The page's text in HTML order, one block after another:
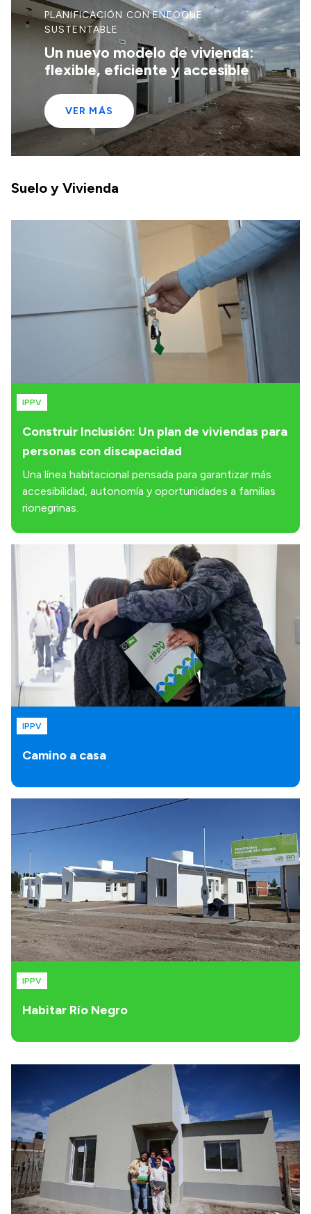
PLANIFICACIÓN CON ENFOQUE
SUSTENTABLE
Un nuevo modelo de vivienda:
flexible, eficiente y accesible
VER MÁS
Suelo y Vivienda
Construir Inclusión: Un plan de viviendas para
personas con discapacidad
IPPV
Una línea habitacional pensada para garantizar más
accesibilidad, autonomía y oportunidades a familias
rionegrinas.
Camino a casa
IPPV
Habitar Río Negro
IPPV